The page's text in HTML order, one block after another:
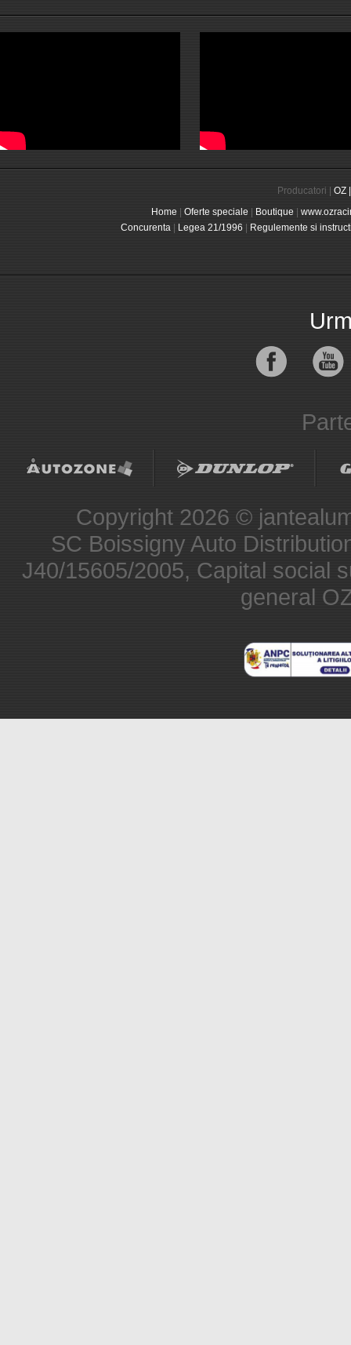
Producatori | OZ |
Home
Oferte speciale Boutique
Concurenta
Legea 21/1996 Regulemente si
Copyright 2026 ©
SC Boissigny Auto
J40/15605/2005, Capital social
general